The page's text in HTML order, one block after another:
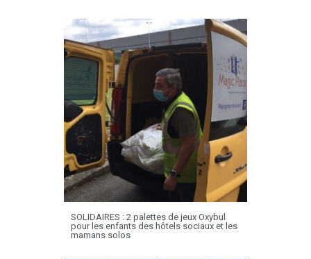
SOLIDAIRES : 2 palettes de jeux Oxybul
pour les enfants des hôtels sociaux et les
mamans solos